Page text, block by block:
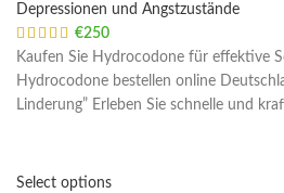
Depressionen und Angstzustände
€250
Kaufen Sie Hydrocodone für effektive
Hydrocodone bestellen online
Linderung” Erleben Sie schnelle und
Select options